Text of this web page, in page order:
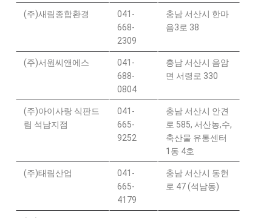
(주)새림종합환경
041-
668-
2309
충남 서산시 한마
음3로 38
(주)서원씨앤에스
041-
688-
0804
충남 서산시 음암
면 서령로 330
(주)아이사랑 식판드
림 석남지점
041-
665-
9252
충남 서산시 안견
로 585, 서산농,수,
축산물 유통센터
1동 4호
(주)태림산업
041-
665-
4179
충남 서산시 동헌
로 47 (석남동)